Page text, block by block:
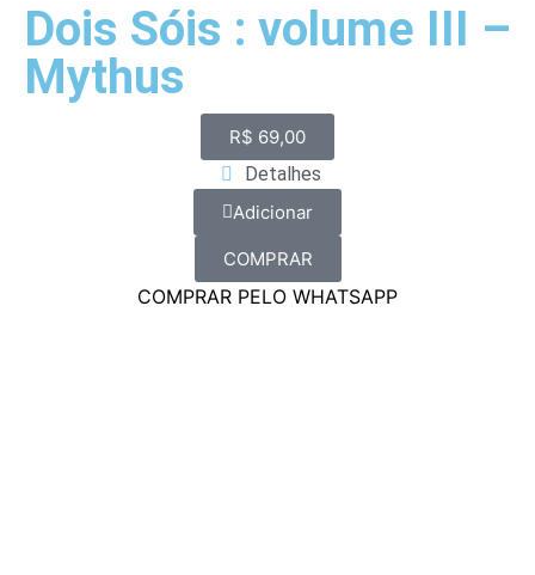
Dois Sóis : volume III –
Mythus
R$ 69,00
Detalhes
Adicionar
COMPRAR
COMPRAR PELO WHATSAPP